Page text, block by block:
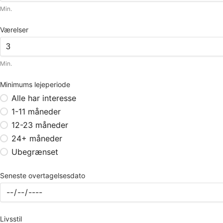
Min.
Værelser
Min.
Minimums lejeperiode
Alle har interesse
1-11 måneder
12-23 måneder
24+ måneder
Ubegrænset
Seneste overtagelsesdato
Livsstil